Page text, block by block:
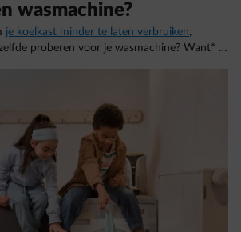
wasmachine?
je koelkast minder te laten verbruiken,
proberen voor je wasmachine? Want* …